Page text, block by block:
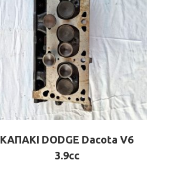
ΚΑΠΑΚΙ DODGE Dacota V6
3.9cc